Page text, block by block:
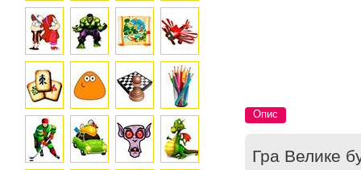
Опис
Гра Велике